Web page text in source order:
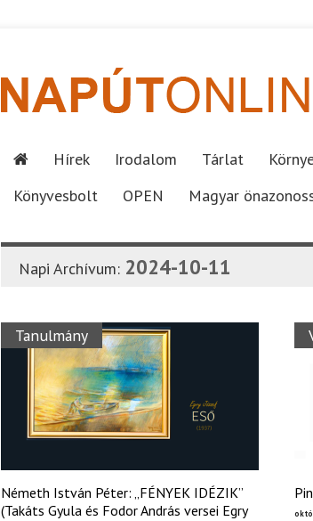
Hírek Irodalom Tárlat
Könyvesbolt
OPEN Magyar
Napi Archívum: 2024-10-11
Tanulmány
Németh István Péter: „FÉNYEK IDÉZIK”
(Takáts Gyula és Fodor András versei Egry